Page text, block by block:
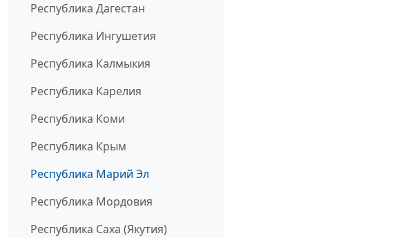
Республика Дагестан
Республика Ингушетия
Республика Калмыкия
Республика Карелия
Республика Коми
Республика Крым
Республика Марий Эл
Республика Мордовия
Республика Саха (Якутия)